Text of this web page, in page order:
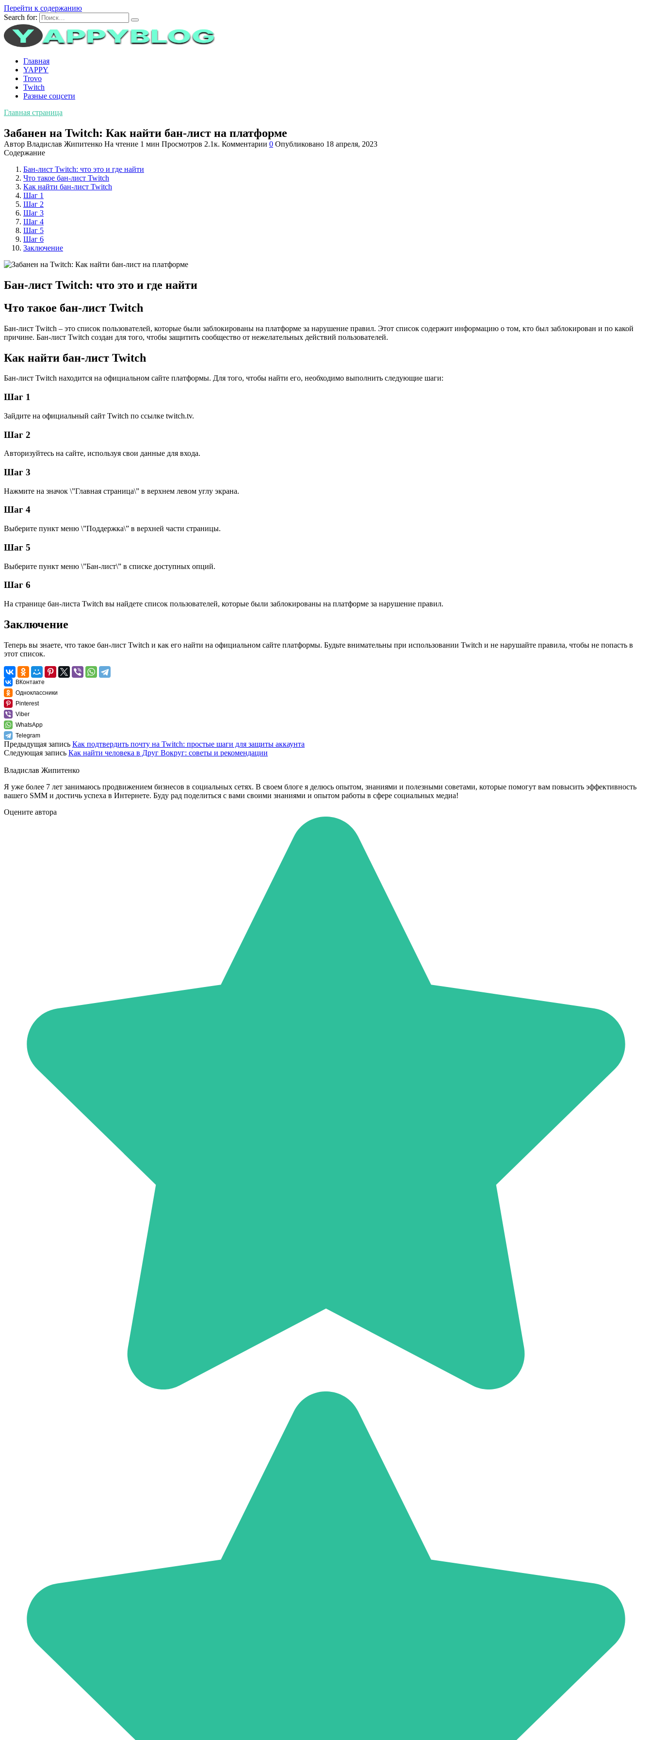
Перейти к содержанию
Search for:
Главная
YAPPY
Trovo
Twitch
Разные соцсети
Главная страница
Забанен на Twitch: Как найти бан-лист на платформе
Автор Владислав Жипитенко На чтение 1 мин Просмотров 2.1к. Комментарии 0 Опубликовано 18 апреля, 2023
Содержание
Бан-лист Twitch: что это и где найти
Что такое бан-лист Twitch
Как найти бан-лист Twitch
Шаг 1
Шаг 2
Шаг 3
Шаг 4
Шаг 5
Шаг 6
Заключение
Бан-лист Twitch: что это и где найти
Что такое бан-лист Twitch
Бан-лист Twitch – это список пользователей, которые были заблокированы на платформе за нарушение правил. Этот список содержит информацию о том, кто был заблокирован и по какой
причине. Бан-лист Twitch создан для того, чтобы защитить сообщество от нежелательных действий пользователей.
Как найти бан-лист Twitch
Бан-лист Twitch находится на официальном сайте платформы. Для того, чтобы найти его, необходимо выполнить следующие шаги:
Шаг 1
Зайдите на официальный сайт Twitch по ссылке twitch.tv.
Шаг 2
Авторизуйтесь на сайте, используя свои данные для входа.
Шаг 3
Нажмите на значок \”Главная страница\” в верхнем левом углу экрана.
Шаг 4
Выберите пункт меню \”Поддержка\” в верхней части страницы.
Шаг 5
Выберите пункт меню \”Бан-лист\” в списке доступных опций.
Шаг 6
На странице бан-листа Twitch вы найдете список пользователей, которые были заблокированы на платформе за нарушение правил.
Заключение
Теперь вы знаете, что такое бан-лист Twitch и как его найти на официальном сайте платформы. Будьте внимательны при использовании Twitch и не нарушайте правила, чтобы не попасть в
этот список.
ВКонтакте
Одноклассники
Pinterest
Viber
WhatsApp
Telegram
Предыдущая запись Как подтвердить почту на Twitch: простые шаги для защиты аккаунта
Следующая запись Как найти человека в Друг Вокруг: советы и рекомендации
Владислав Жипитенко
Я уже более 7 лет занимаюсь продвижением бизнесов в социальных сетях. В своем блоге я делюсь опытом, знаниями и полезными советами, которые помогут вам повысить эффективность
вашего SMM и достичь успеха в Интернете. Буду рад поделиться с вами своими знаниями и опытом работы в сфере социальных медиа!
Оцените автора